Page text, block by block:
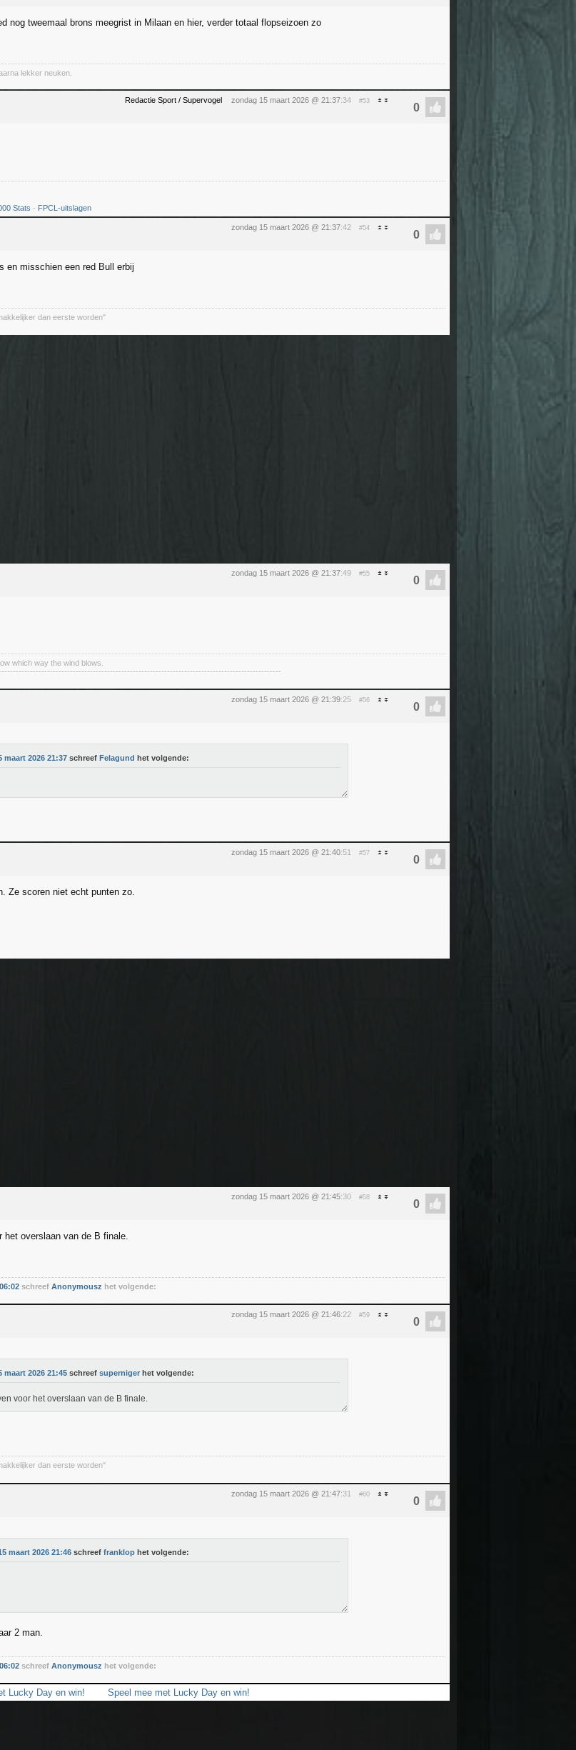
nog tweemaal brons meegrist in Milaan en hier, verder totaal flopseizoen zo
lekker neuken.
Redactie Sport / Supervogel zondag 15 maart 2026 @ 21:37:34 #53
Stats - FPCL-uitslagen
zondag 15 maart 2026 @ 21:37:42 #54
en misschien een red Bull erbij
dan eerste worden"
zondag 15 maart 2026 @ 21:37:49 #55
which way the wind blows.
zondag 15 maart 2026 @ 21:39:25 #56
maart 2026 21:37 schreef Felagund het volgende:
zondag 15 maart 2026 @ 21:40:51 #57
Ze scoren niet echt punten zo.
zondag 15 maart 2026 @ 21:45:30 #58
het overslaan van de B finale.
schreef Anonymousz het volgende:
zondag 15 maart 2026 @ 21:46:22 #59
maart 2026 21:45 schreef superniger het volgende:
voor het overslaan van de B finale.
dan eerste worden"
zondag 15 maart 2026 @ 21:47:31 #60
maart 2026 21:46 schreef franklop het volgende:
2 man.
schreef Anonymousz het volgende:
Lucky Day en win! Speel mee met Lucky Day en win!